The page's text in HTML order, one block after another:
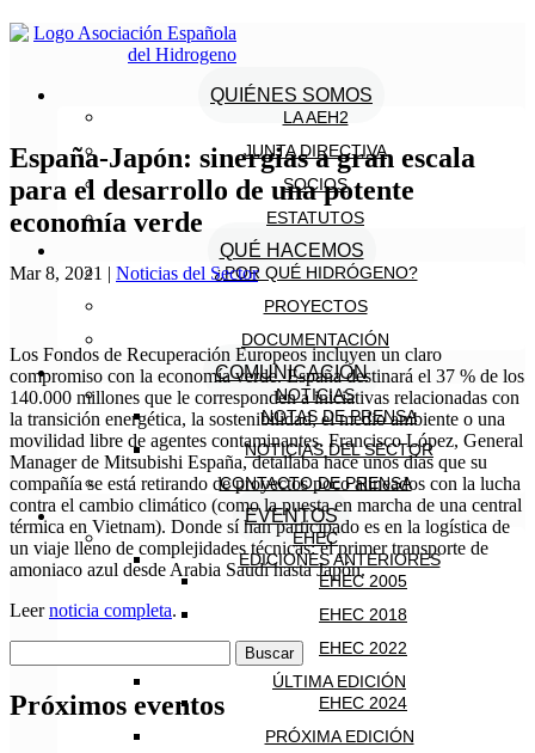
QUIÉNES SOMOS
LA AEH2
JUNTA DIRECTIVA
SOCIOS
ESTATUTOS
QUÉ HACEMOS
¿POR QUÉ HIDRÓGENO?
PROYECTOS
DOCUMENTACIÓN
COMUNICACIÓN
NOTICIAS
NOTAS DE PRENSA
NOTICIAS DEL SECTOR
CONTACTO DE PRENSA
EVENTOS
EHEC
EDICIONES ANTERIORES
EHEC 2005
EHEC 2018
EHEC 2022
ÚLTIMA EDICIÓN
EHEC 2024
PRÓXIMA EDICIÓN
España-Japón: sinergias a gran escala
para el desarrollo de una potente
economía verde
Mar 8, 2021 | Noticias del Sector
Los Fondos de Recuperación Europeos incluyen un claro
compromiso con la economía verde. España destinará el 37 % de los
140.000 millones que le corresponden a iniciativas relacionadas con
la transición energética, la sostenibilidad, el medio ambiente o una
movilidad libre de agentes contaminantes. Francisco López, General
Manager de Mitsubishi España, detallaba hace unos días que su
compañía se está retirando de proyectos poco alineados con la lucha
contra el cambio climático (como la puesta en marcha de una central
térmica en Vietnam). Donde sí han participado es en la logística de
un viaje lleno de complejidades técnicas: el primer transporte de
amoniaco azul desde Arabia Saudí hasta Japón.
Leernoticia completa.
Próximos eventos